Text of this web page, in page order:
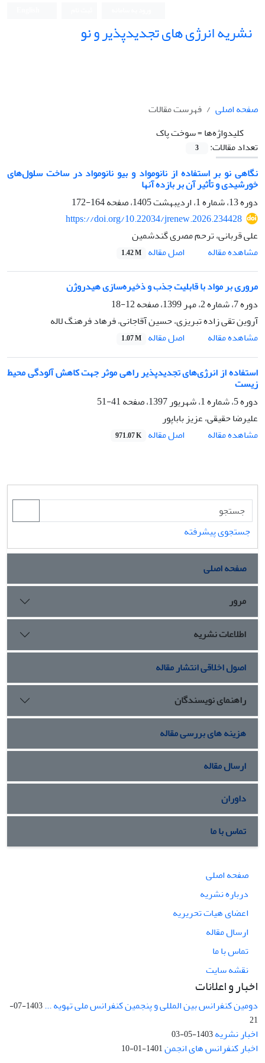
نشریه انرژی های تجدیدپذیر و نو
صفحه اصلی
فهرست مقالات
کلیدواژه‌ها =سوخت پاک
تعداد مقالات:
3
نگاهی نو بر استفاده از نانو‌مواد و بیو نانومواد در ساخت سلول‌های
خورشیدی و تأثیر آن بر بازده آنها
دوره 13، شماره 1، اردیبهشت 1405، صفحه
164-172
https://doi.org/10.22034/jrenew.2026.234428
علی قربانی، ترحم مصری گندشمین
مشاهده مقاله
اصل مقاله 1.42 M
مروری بر مواد با قابلیت جذب و ذخیره‌سازی هیدروژن
دوره 7، شماره 2، مهر 1399، صفحه
12-18
آروین تقی زاده تبریزی، حسین آقاجانی، فرهاد فرهنگ لاله
مشاهده مقاله
اصل مقاله 1.07 M
استفاده از انرژی‌های تجدیدپذیر راهی موثر جهت کاهش آلودگی محیط
زیست
دوره 5، شماره 1، شهریور 1397، صفحه
41-51
علیرضا حقیقی، عزیز باباپور
مشاهده مقاله
اصل مقاله 971.07 K
جستجوی پیشرفته
صفحه اصلی
مرور
اطلاعات نشریه
اصول اخلاقی انتشار مقاله
راهنمای نویسندگان
هزینه های بررسی مقاله
ارسال مقاله
داوران
تماس با ما
صفحه اصلی
درباره نشریه
اعضای هیات تحریریه
ارسال مقاله
تماس با ما
نقشه سایت
اخبار و اعلانات
دومین کنفرانس بین المللی و پنجمین کنفرانس ملی تهویه ...
1403-07-
21
اخبار نشریه1403-05-03
اخبار کنفرانس های انجمن1401-01-10